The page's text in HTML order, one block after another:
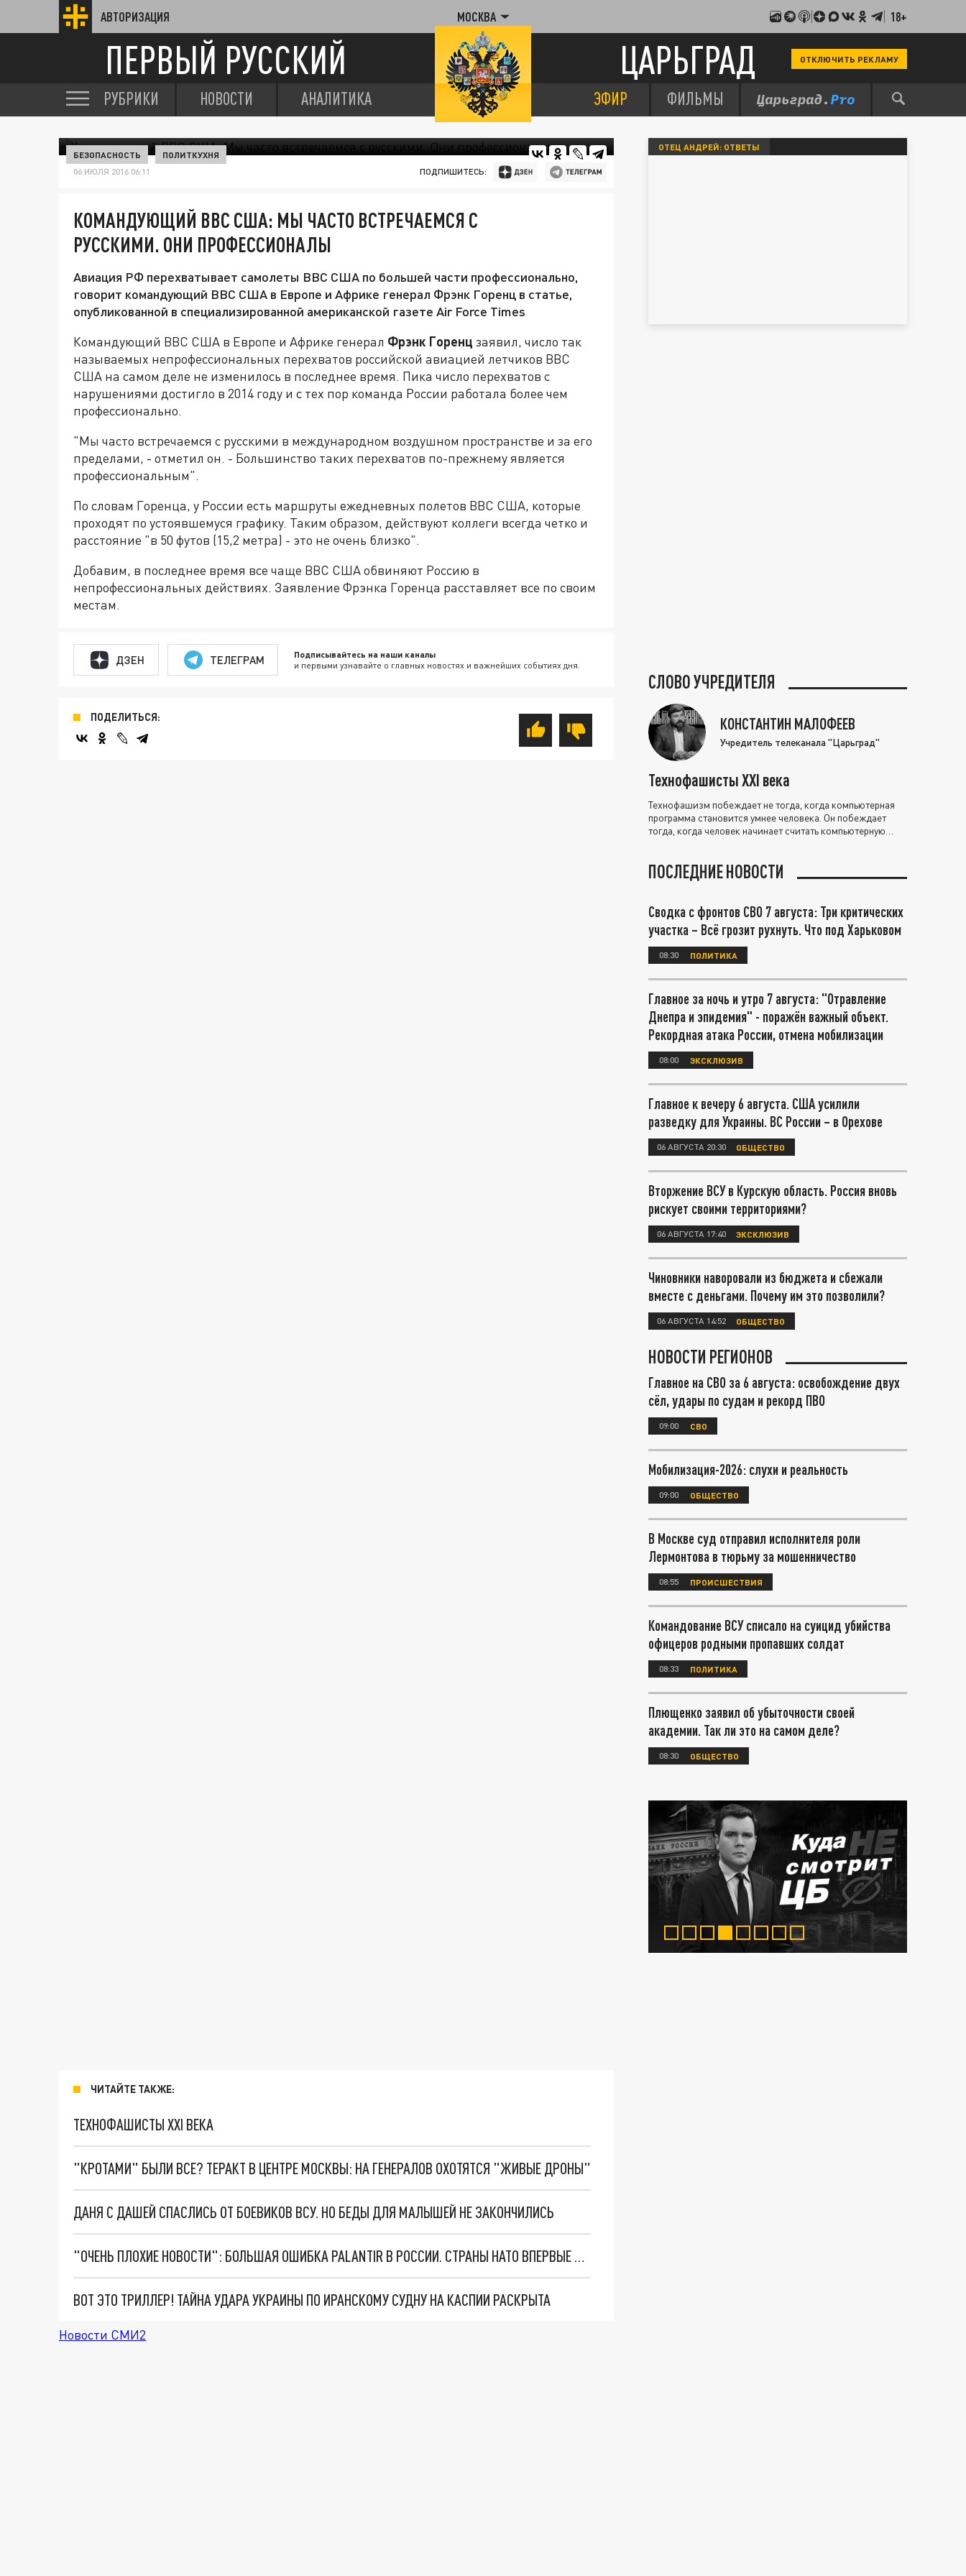
АВТОРИЗАЦИЯ МОСКВА 18+
ПЕРВЫЙ РУССКИЙ ЦАРЬГРАД ОТКЛЮЧИТЬ РЕКЛАМУ
РУБРИКИ НОВОСТИ АНАЛИТИКА ЭФИР ФИЛЬМЫ
БЕЗОПАСНОСТЬ ПОЛИТКУХНЯ
06 ИЮЛЯ 2016 06:11 ПОДПИШИТЕСЬ:
КОМАНДУЮЩИЙ ВВС США: МЫ ЧАСТО ВСТРЕЧАЕМСЯ С
РУССКИМИ. ОНИ ПРОФЕССИОНАЛЫ
Авиация РФ перехватывает самолеты ВВС США по большей части профессионально,
говорит командующий ВВС США в Европе и Африке генерал Фрэнк Горенц в статье,
опубликованной в специализированной американской газете Air Force Times
Командующий ВВС США в Европе и Африке генерал Фрэнк Горенц заявил, число так
называемых непрофессиональных перехватов российской авиацией летчиков ВВС
США на самом деле не изменилось в последнее время. Пика число перехватов с
нарушениями достигло в 2014 году и с тех пор команда России работала более чем
профессионально.
"Мы часто встречаемся с русскими в международном воздушном пространстве и за его
пределами, - отметил он. - Большинство таких перехватов по-прежнему является
профессиональным".
По словам Горенца, у России есть маршруты ежедневных полетов ВВС США, которые
проходят по устоявшемуся графику. Таким образом, действуют коллеги всегда четко и
расстояние "в 50 футов (15,2 метра) - это не очень близко".
Добавим, в последнее время все чаще ВВС США обвиняют Россию в
непрофессиональных действиях. Заявление Фрэнка Горенца расставляет все по своим
местам.
ДЗЕН ТЕЛЕГРАМ Подписывайтесь на наши каналы
и первыми узнавайте о главных новостях и важнейших событиях дня.
ПОДЕЛИТЬСЯ:
ЧИТАЙТЕ ТАКЖЕ:
ТЕХНОФАШИСТЫ XXI ВЕКА
"КРОТАМИ" БЫЛИ ВСЕ? ТЕРАКТ В ЦЕНТРЕ МОСКВЫ: НА ГЕНЕРАЛОВ ОХОТЯТСЯ "ЖИВЫЕ ДРОНЫ"
ДАНЯ С ДАШЕЙ СПАСЛИСЬ ОТ БОЕВИКОВ ВСУ. НО БЕДЫ ДЛЯ МАЛЫШЕЙ НЕ ЗАКОНЧИЛИСЬ
"ОЧЕНЬ ПЛОХИЕ НОВОСТИ": БОЛЬШАЯ ОШИБКА PALANTIR В РОССИИ. СТРАНЫ НАТО ВПЕРВЫЕ ЗА СВО ОСТАНОВИЛИ ПОСТАВКИ ОРУЖИЯ. ВСУ ТЕРЯЮТ ПРИГРАНИЧЬЕ?
ВОТ ЭТО ТРИЛЛЕР! ТАЙНА УДАРА УКРАИНЫ ПО ИРАНСКОМУ СУДНУ НА КАСПИИ РАСКРЫТА
Новости СМИ2
ОТЕЦ АНДРЕЙ: ОТВЕТЫ
СЛОВО УЧРЕДИТЕЛЯ
КОНСТАНТИН МАЛОФЕЕВ
Учредитель телеканала "Царьград"
Технофашисты XXI века
Технофашизм побеждает не тогда, когда компьютерная
программа становится умнее человека. Он побеждает
тогда, когда человек начинает считать компьютерную
ПОСЛЕДНИЕ НОВОСТИ
Сводка с фронтов СВО 7 августа: Три критических
участка – Всё грозит рухнуть. Что под Харьковом
08:30 ПОЛИТИКА
Главное за ночь и утро 7 августа: "Отравление
Днепра и эпидемия" - поражён важный объект.
Рекордная атака России, отмена мобилизации
08:00 ЭКСКЛЮЗИВ
Главное к вечеру 6 августа. США усилили
разведку для Украины. ВС России – в Орехове
06 АВГУСТА 20:30 ОБЩЕСТВО
Вторжение ВСУ в Курскую область. Россия вновь
рискует своими территориями?
06 АВГУСТА 17:40 ЭКСКЛЮЗИВ
Чиновники наворовали из бюджета и сбежали
вместе с деньгами. Почему им это позволили?
06 АВГУСТА 14:52 ОБЩЕСТВО
НОВОСТИ РЕГИОНОВ
Главное на СВО за 6 августа: освобождение двух
сёл, удары по судам и рекорд ПВО
09:00 СВО
Мобилизация-2026: слухи и реальность
09:00 ОБЩЕСТВО
В Москве суд отправил исполнителя роли
Лермонтова в тюрьму за мошенничество
08:55 ПРОИСШЕСТВИЯ
Командование ВСУ списало на суицид убийства
офицеров родными пропавших солдат
08:33 ПОЛИТИКА
Плющенко заявил об убыточности своей
академии. Так ли это на самом деле?
08:30 ОБЩЕСТВО